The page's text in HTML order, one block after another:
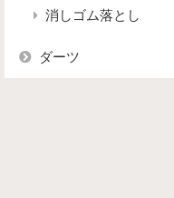
消しゴム落とし
ダーツ